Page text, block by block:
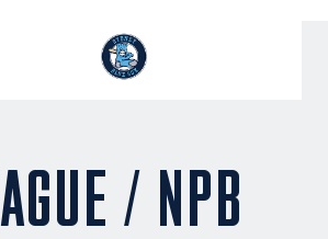
/ NPB